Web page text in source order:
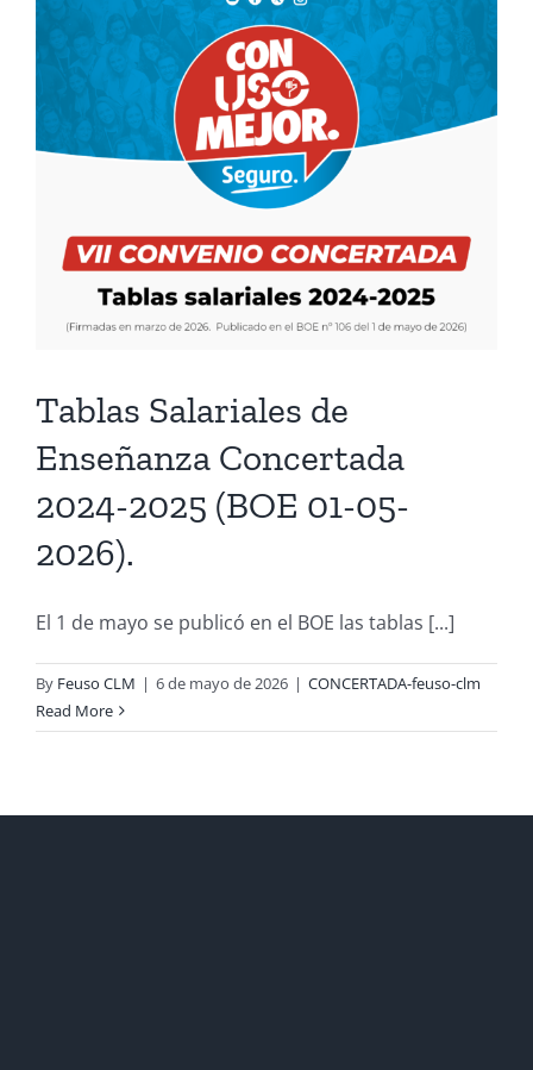
Tablas Salariales de
Enseñanza Concertada
2024-2025 (BOE 01-05-
2026).
El 1 de mayo se publicó en el BOE las tablas [...]
By Feuso CLM | 6 de mayo de 2026 | CONCERTADA-feuso-clm
Read More